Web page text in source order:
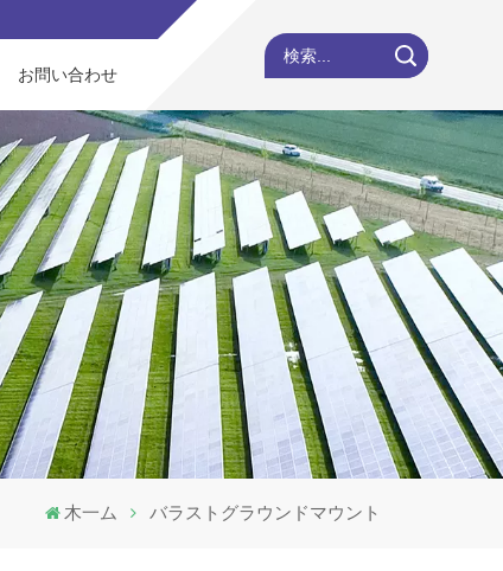
お問い合わせ
検索...
木一ム バラストグラウンドマウント